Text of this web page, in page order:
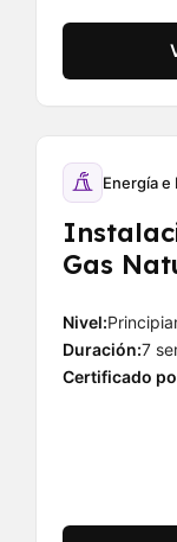
Energía
Gas
Nivel:
Duración:7
Certificado